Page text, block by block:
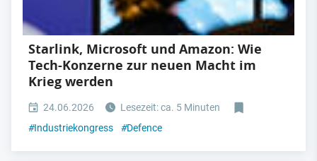
Starlink, Microsoft und Amazon: Wie
Tech-Konzerne zur neuen Macht im
Krieg werden
24.06.2026
Lesezeit: ca. 5 Minuten
#Industriekongress #Defence